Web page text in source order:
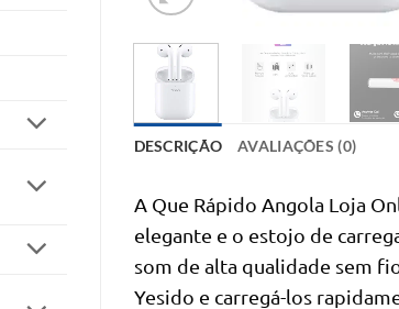
DESCRIÇÃO AVALIAÇÕES (0)
A Que Rápido Angola Loja
elegante e o estojo de
som de alta qualidade sem
Yesido e carregá-los